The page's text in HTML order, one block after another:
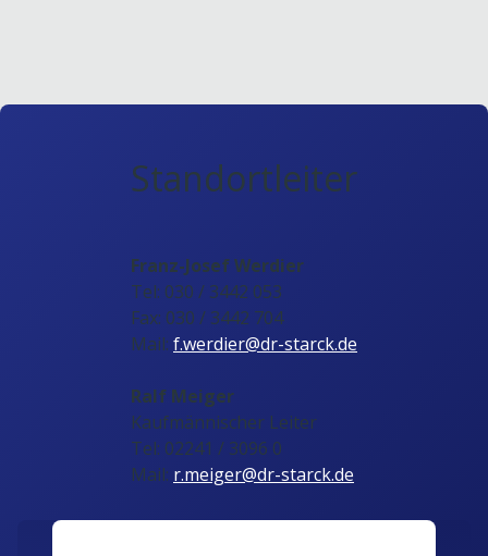
Standortleiter
Franz-Josef Werdier
Tel: 030 / 3442 053
Fax: 030 / 3442 704
Mail: f.werdier@dr-starck.de
Ralf Meiger
Kaufmännischer Leiter
Tel: 02241 / 3096 0
Mail: r.meiger@dr-starck.de